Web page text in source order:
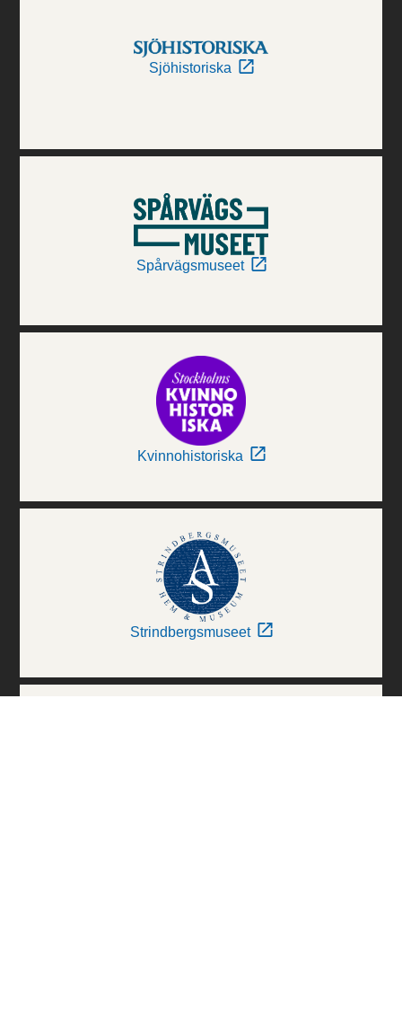
Sjöhistoriska
Spårvägsmuseet
Kvinnohistoriska
Strindbergsmuseet